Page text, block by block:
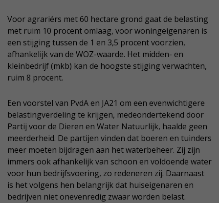
Voor agrariërs met 60 hectare grond gaat de belasting
met ruim 10 procent omlaag, voor woningeigenaren is
een stijging tussen de 1 en 3,5 procent voorzien,
afhankelijk van de WOZ-waarde. Het midden- en
kleinbedrijf (mkb) kan de hoogste stijging verwachten,
ruim 8 procent.
Een voorstel van PvdA en JA21 om een evenwichtigere
belastingverdeling te krijgen, medeondertekend door
Partij voor de Dieren en Water Natuurlijk, haalde geen
meerderheid. De partijen vinden dat boeren en tuinders
meer moeten bijdragen aan het waterbeheer. Zij zijn
immers ook afhankelijk van schoon en voldoende water
voor hun bedrijfsvoering, zo redeneren zij. Daarnaast
is het volgens hen belangrijk dat huiseigenaren en
bedrijven niet onevenredig zwaar worden belast.